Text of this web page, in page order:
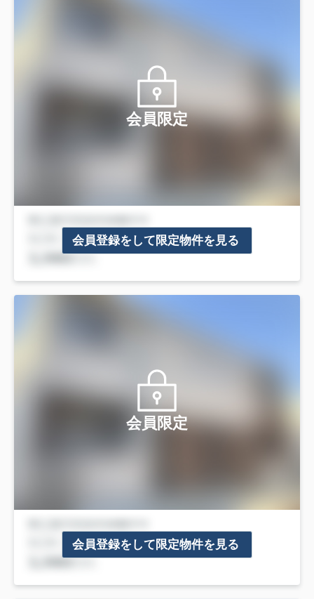
会員限定
会員登録をして限定物件を見る
会員限定
会員登録をして限定物件を見る